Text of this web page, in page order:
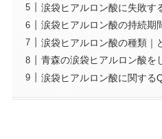
涙袋ヒアルロン酸に失敗す
涙袋ヒアルロン酸の持続期
涙袋ヒアルロン酸の種類｜
青森の涙袋ヒアルロン酸を
涙袋ヒアルロン酸に関する